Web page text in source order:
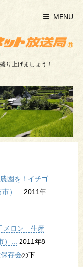
MENU
り上げましょう！
園を！イチゴ
市）... 2011年
メロン 生産
）... 2011年8
存会の下